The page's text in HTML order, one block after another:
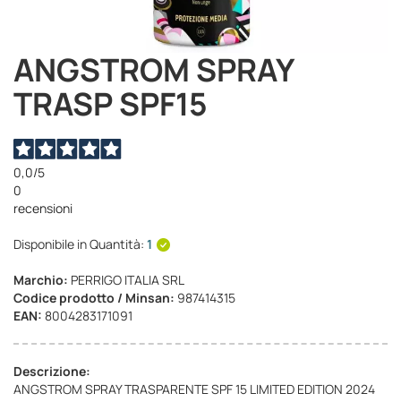
ANGSTROM SPRAY
TRASP SPF15
0,0/5
0
recensioni
Disponibile in Quantità: 1
Marchio: PERRIGO ITALIA SRL
Codice prodotto / Minsan: 987414315
EAN: 8004283171091
Descrizione:
ANGSTROM SPRAY TRASPARENTE SPF 15 LIMITED EDITION 2024
Vai
all'inizio
della
galleria
immagini